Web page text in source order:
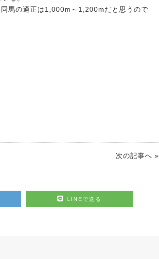
馬の適正は1,000m～1,200mだと思うので
次の記事へ »
LINEで送る